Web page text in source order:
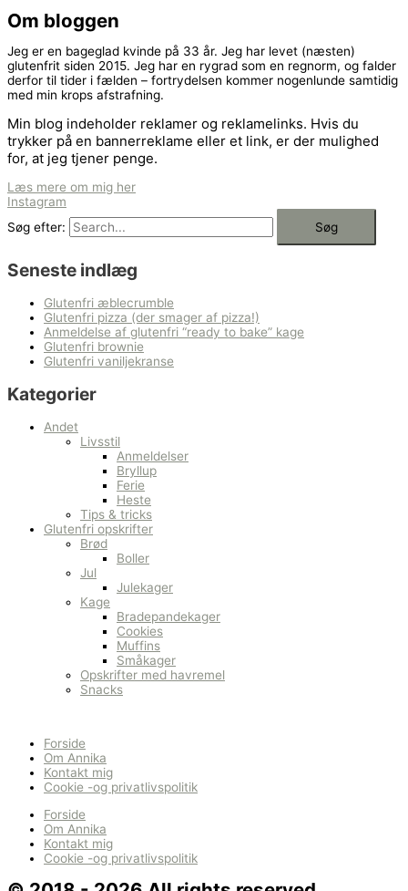
Om bloggen
Jeg er en bageglad kvinde på 33 år. Jeg har levet (næsten)
glutenfrit siden 2015. Jeg har en rygrad som en regnorm, og falder
derfor til tider i fælden – fortrydelsen kommer nogenlunde samtidig
med min krops afstrafning.
Min blog indeholder reklamer og reklamelinks. Hvis du
trykker på en bannerreklame eller et link, er der mulighed
for, at jeg tjener penge.
Læs mere om mig her
Instagram
Søg efter:
Seneste indlæg
Glutenfri æblecrumble
Glutenfri pizza (der smager af pizza!)
Anmeldelse af glutenfri “ready to bake” kage
Glutenfri brownie
Glutenfri vaniljekranse
Kategorier
Andet
Livsstil
Anmeldelser
Bryllup
Ferie
Heste
Tips & tricks
Glutenfri opskrifter
Brød
Boller
Jul
Julekager
Kage
Bradepandekager
Cookies
Muffins
Småkager
Opskrifter med havremel
Snacks
Forside
Om Annika
Kontakt mig
Cookie -og privatlivspolitik
Forside
Om Annika
Kontakt mig
Cookie -og privatlivspolitik